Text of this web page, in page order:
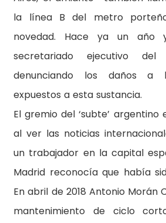
la línea B del metro
novedad. Hace ya un año
secretariado ejecutivo del
denunciando los daños a
expuestos a esta sustancia.
El gremio del ‘subte’
al ver las noticias
un trabajador en la capital
Madrid reconocía que había
En abril de 2018 Antonio Morán
mantenimiento de ciclo